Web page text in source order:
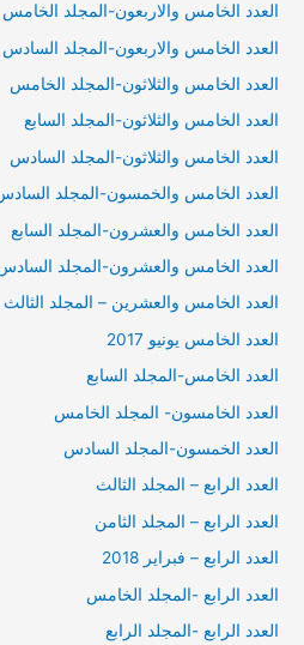
العدد الخامس والاربعون-المجلد الخامس
العدد الخامس والاربعون-المجلد السادس
العدد الخامس والثلاثون-المجلد الخامس
العدد الخامس والثلاثون-المجلد السابع
العدد الخامس والثلاثون-المجلد السادس
العدد الخامس والخمسون-المجلد
العدد الخامس والعشرون-المجلد السابع
العدد الخامس والعشرون-المجلد
العدد الخامس والعشرين – المجلد الثالث
العدد الخامس يونيو 2017
العدد الخامس-المجلد السابع
العدد الخامسون- المجلد الخامس
العدد الخمسون-المجلد السادس
العدد الرابع – المجلد الثالث
العدد الرابع – المجلد الثامن
العدد الرابع – فبراير 2018
العدد الرابع -المجلد الخامس
العدد الرابع -المجلد الرابع